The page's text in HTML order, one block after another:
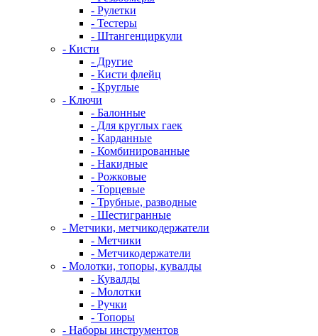
- Рулетки
- Тестеры
- Штангенциркули
- Кисти
- Другие
- Кисти флейц
- Круглые
- Ключи
- Балонные
- Для круглых гаек
- Карданные
- Комбинированные
- Накидные
- Рожковые
- Торцевые
- Трубные, разводные
- Шестигранные
- Метчики, метчикодержатели
- Метчики
- Метчикодержатели
- Молотки, топоры, кувалды
- Кувалды
- Молотки
- Ручки
- Топоры
- Наборы инструментов